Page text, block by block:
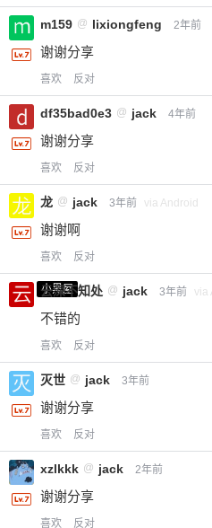
m159 @ lixiongfeng 2年前
谢谢分享
喜欢 反对
df35bad0e3 @ jack 4年前
谢谢分享
喜欢 反对
龙 @ jack 3年前 via Android
谢谢啊
喜欢 反对
小黑屋
云深不知处 @ jack 3年前 via
不错的
喜欢 反对
灭世 @ jack 3年前
谢谢分享
喜欢 反对
xzlkkk @ jack 2年前
谢谢分享
喜欢 反对